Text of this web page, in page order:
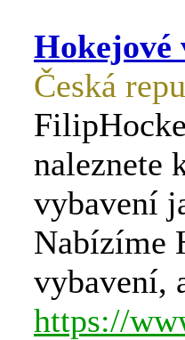
Hokejové
Česká
naleznete
vybavení
Nabízíme
vybavení,
https://